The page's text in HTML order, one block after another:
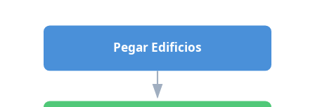
Pegar Edificios